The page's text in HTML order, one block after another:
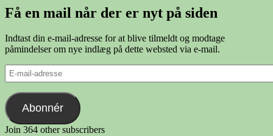
Få en mail når der er nyt på siden
Indtast din e-mail-adresse for at blive tilmeldt og modtage
påmindelser om nye indlæg på dette websted via e-mail.
E-
mail-
adresse
Abonnér
Join 364 other subscribers